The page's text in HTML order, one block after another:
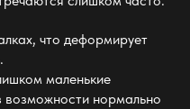
что деформирует
маленькие
возможности нормально